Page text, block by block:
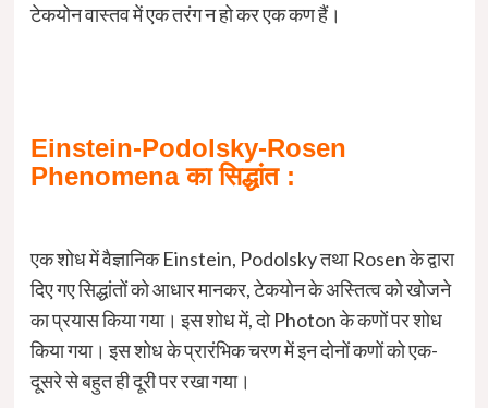
टेकयोन वास्तव में एक तरंग न हो कर एक कण हैं।
Einstein-Podolsky-Rosen
Phenomenaका सिद्धांत :
एक शोध में वैज्ञानिक Einstein, Podolsky तथा Rosen के द्वारा
दिए गए सिद्धांतों को आधार मानकर, टेकयोन के अस्तित्व को खोजने
का प्रयास किया गया। इस शोध में, दो Photon के कणों पर शोध
किया गया। इस शोध के प्रारंभिक चरण में इन दोनों कणों को एक-
दूसरे से बहुत ही दूरी पर रखा गया।